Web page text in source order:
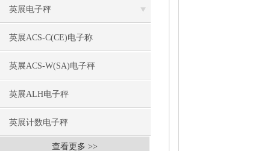
英展电子秤
英展ACS-C(CE)电子称
英展ACS-W(SA)电子秤
英展ALH电子秤
英展计数电子秤
查看更多 >>